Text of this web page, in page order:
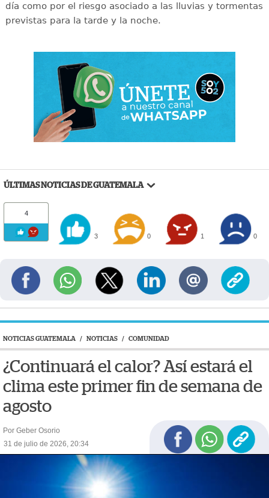
día como por el riesgo asociado a las lluvias y tormentas
previstas para la tarde y la noche.
ÚLTIMAS NOTICIAS DE GUATEMALA
4
3 0 1 0
NOTICIAS GUATEMALA / NOTICIAS / COMUNIDAD
¿Continuará el calor? Así estará el
clima este primer fin de semana de
agosto
Por Geber Osorio
31 de julio de 2026, 20:34